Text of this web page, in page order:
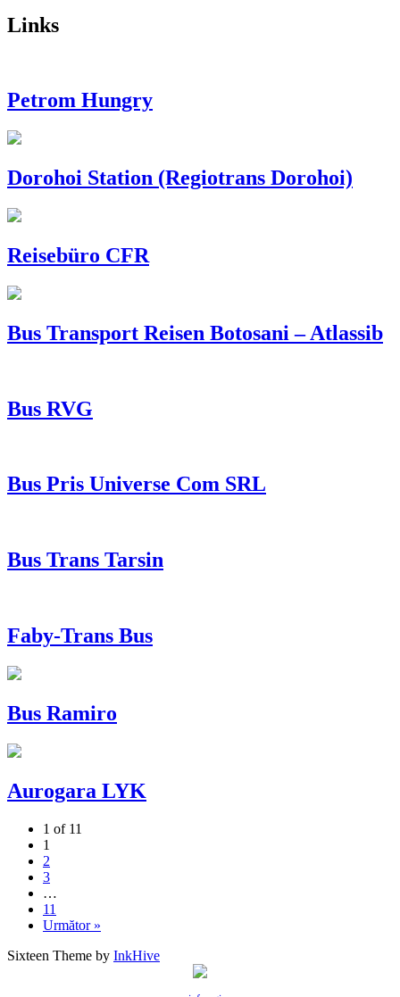
Links
Petrom Hungry
Dorohoi Station (Regiotrans Dorohoi)
Reisebüro CFR
Bus Transport Reisen Botosani – Atlassib
Bus RVG
Bus Pris Universe Com SRL
Bus Trans Tarsin
Faby-Trans Bus
Bus Ramiro
Aurogara LYK
1 of 11
1
2
3
…
11
Următor »
Sixteen Theme by InkHive